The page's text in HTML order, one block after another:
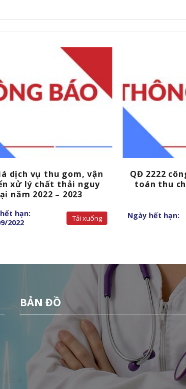
dịch vụ thu gom, vận
xử lý chất thải nguy
năm 2022 – 2023
hạn:
2022
Tải xuống
QĐ 2222
toán thu
Ngày hết hạn:
BẢN ĐỒ